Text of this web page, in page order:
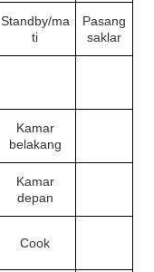
Standby/ma
ti
Pasang
saklar
Kamar
belakang
Kamar
depan
Cook